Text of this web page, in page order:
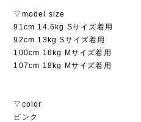
▽model size
91cm 14.6kg Sサイズ着用
92cm 13kg Sサイズ着用
100cm 16kg Mサイズ着用
107cm 18kg Mサイズ着用
▽color
ピンク